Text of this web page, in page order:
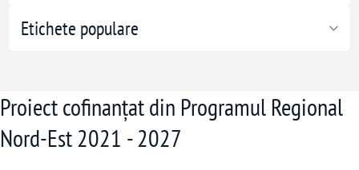
Etichete populare
Proiect cofinanțat din Programul Regional
Nord-Est 2021 - 2027